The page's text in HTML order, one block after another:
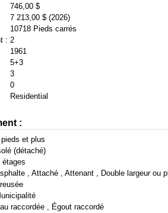
746,00 $
7 213,00 $ (2026)
10718 Pieds carrés
: 2
1961
5+3
3
0
Residential
:
et plus
(détaché)
étages
, Attaché , Attenant , Double largeur ou
raccordée , Égout raccordé